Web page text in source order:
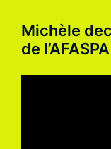
Michèle
de